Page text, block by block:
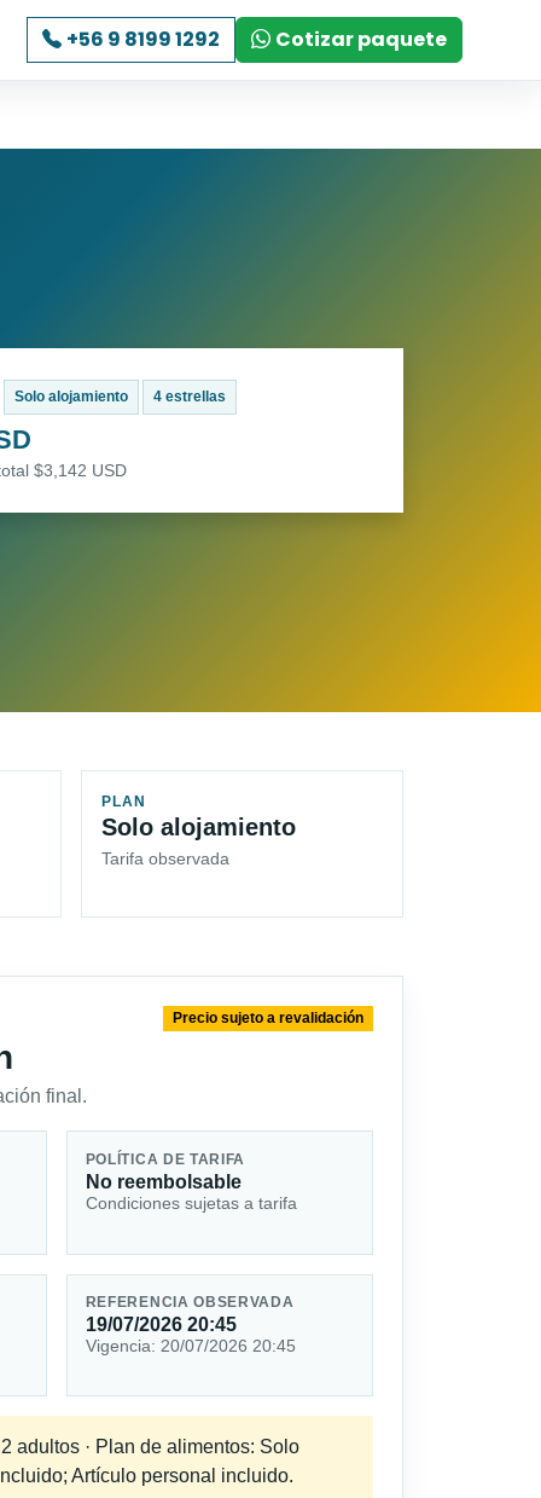
+56 9 8199 1292 Cotizar paquete
Solo alojamiento 4 estrellas
$3,142 USD
PLAN
Solo alojamiento
Tarifa observada
final.
Precio sujeto a revalidación
POLÍTICA DE TARIFA
No reembolsable
Condiciones sujetas a tarifa
REFERENCIA OBSERVADA
19/07/2026 20:45
Vigencia: 20/07/2026 20:45
adultos · Plan de alimentos: Solo
Artículo personal incluido.